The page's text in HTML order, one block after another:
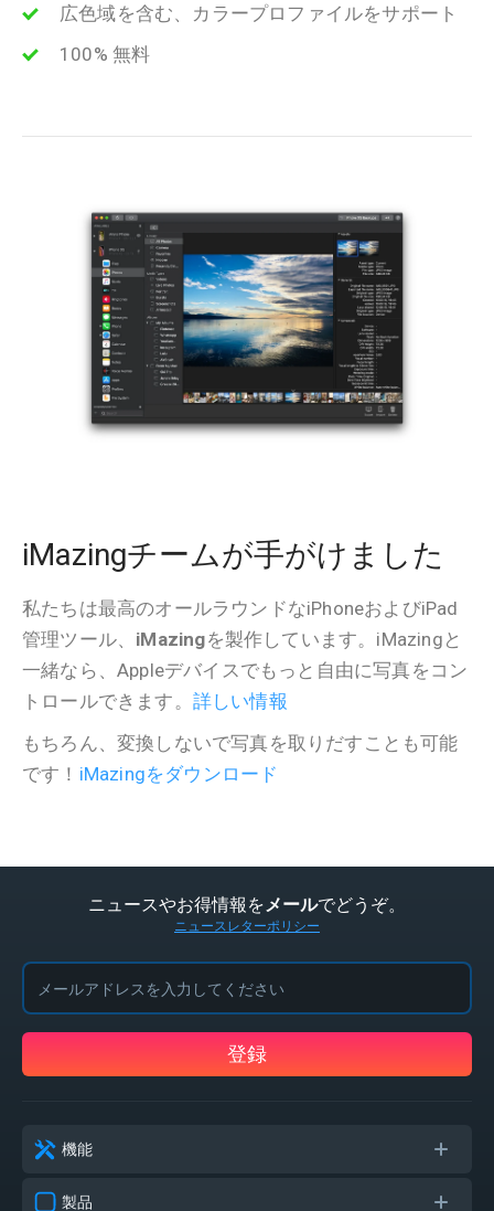
広色域を含む、カラープロファイルをサポート
100% 無料
iMazingチームが手がけました
私たちは最高のオールラウンドなiPhoneおよびiPad
管理ツール、 iMazingを製作しています。iMazingと
一緒なら、Appleデバイスでもっと自由に写真をコン
トロールできます。 詳しい情報
もちろん、変換しないで写真を取りだすことも可能
です！ iMazingをダウンロード
ニュースやお得情報をメールでどうぞ。
ニュースレターポリシー
登録
機能
製品